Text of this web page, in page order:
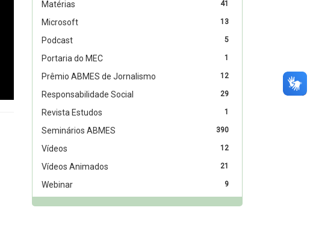
41
Matérias
13
Microsoft
5
Podcast
1
Portaria do MEC
12
Prêmio ABMES de Jornalismo
29
Responsabilidade Social
1
Revista Estudos
390
Seminários ABMES
12
Vídeos
21
Vídeos Animados
9
Webinar